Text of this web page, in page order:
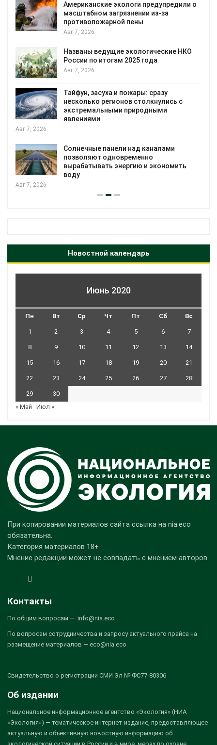
Американские экологи предупредили о
масштабном загрязнении из-за
противопожарной пены
Авг 7, 2026
Названы ведущие экологические НКО
России по итогам 2025 года
Авг 7, 2026
Тайфун, засуха и пожары: сразу
несколько регионов столкнулись с
экстремальными природными
явлениями
Авг 7, 2026
Солнечные панели над каналами
позволяют одновременно
вырабатывать энергию и экономить
воду
Авг 7, 2026
Новостной календарь
Июнь 2020
Пн Вт Ср Чт Пт Сб Вс
1 2 3 4 5 6 7
8 9 10 11 12 13 14
15 16 17 18 19 20 21
22 23 24 25 26 27 28
29
30
« Май
Июл »
При копировании материалов сайта ссылка на nia.eco
обязательна.
Категория материалов 18+
Мнение редакции может не совпадать с мнением авторов.
Контакты
По общим вопросам — info@nia.eco
По вопросам сотрудничества и запросу актуального прайса на
размещение материалов — eco@nia.eco
Свидетельство о регистрации СМИ Эл № ФС77-80306
Об издании
Национальное информационное агентство «Экология» (НИА
«Экология») — тематическое интернет-издание, предоставляющее
актуальную и объективную новостную информацию об